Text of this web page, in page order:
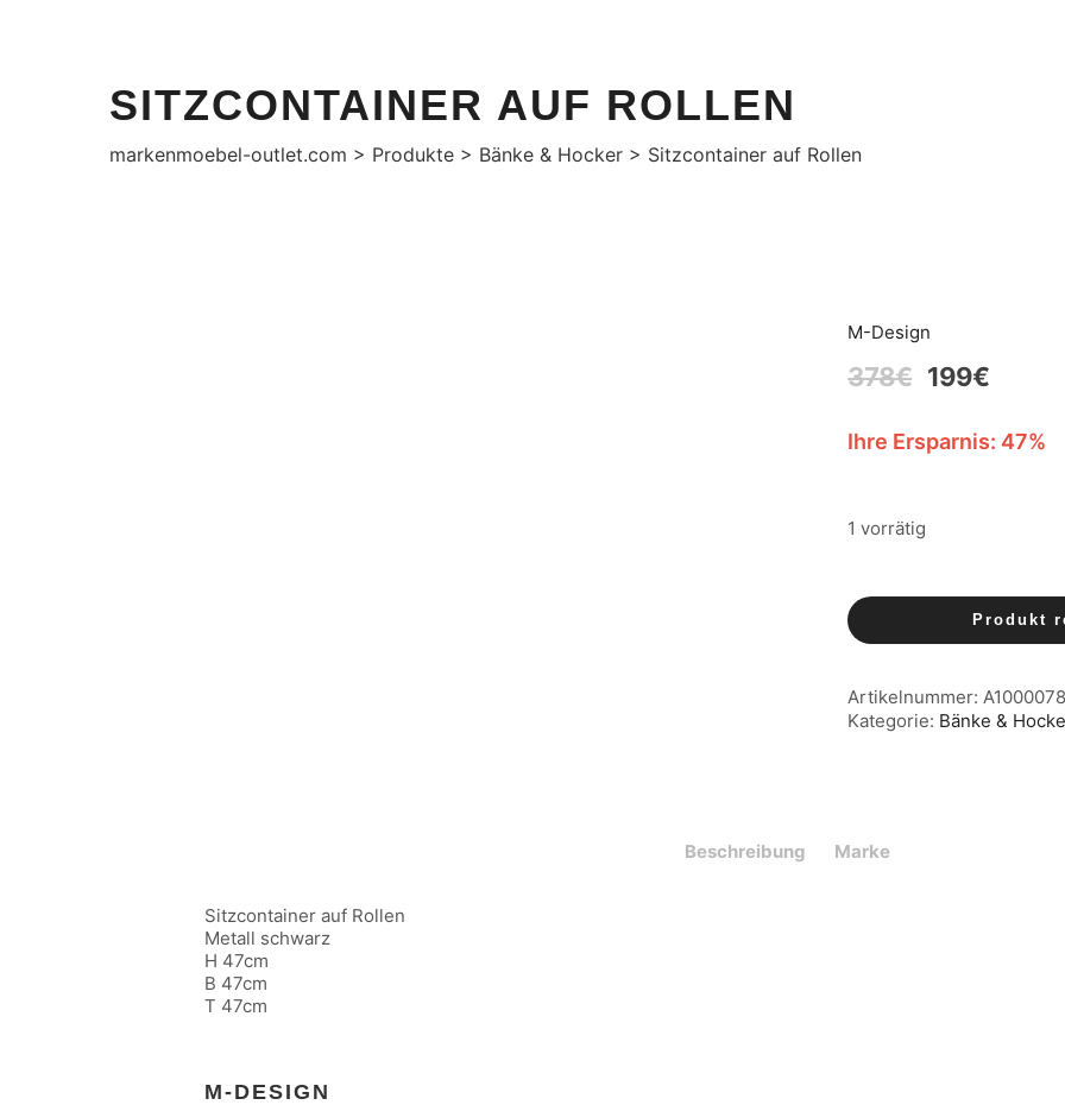
SITZCONTAINER AUF ROLLEN
markenmoebel-outlet.com > Produkte > Bänke & Hocker > Sitzcontainer auf Rollen
M-Design
378€ 199€
Ihre Ersparnis: 47%
1 vorrätig
Produkt
Artikelnummer:
Kategorie: Bänke &
Beschreibung Marke
Sitzcontainer auf Rollen
Metall schwarz
H 47cm
B 47cm
T 47cm
M-DESIGN